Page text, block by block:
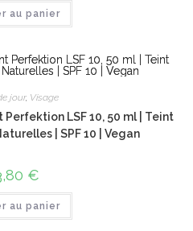
au panier
jour, Visage
LSF 10, 50 ml | Teint
| SPF 10 | Vegan
€
au panier